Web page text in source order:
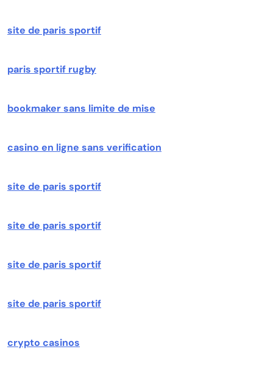
site de paris sportif
paris sportif rugby
bookmaker sans limite de mise
casino en ligne sans verification
site de paris sportif
site de paris sportif
site de paris sportif
site de paris sportif
crypto casinos